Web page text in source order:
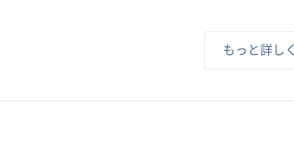
もっと詳しく